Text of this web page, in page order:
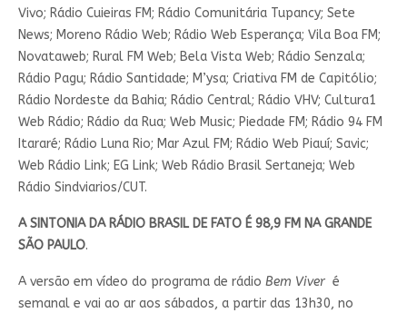
Vivo; Rádio Cuieiras FM; Rádio Comunitária Tupancy; Sete
News; Moreno Rádio Web; Rádio Web Esperança; Vila Boa FM;
Novataweb; Rural FM Web; Bela Vista Web; Rádio Senzala;
Rádio Pagu; Rádio Santidade; M’ysa; Criativa FM de Capitólio;
Rádio Nordeste da Bahia; Rádio Central; Rádio VHV; Cultura1
Web Rádio; Rádio da Rua; Web Music; Piedade FM; Rádio 94 FM
Itararé; Rádio Luna Rio; Mar Azul FM; Rádio Web Piauí; Savic;
Web Rádio Link; EG Link; Web Rádio Brasil Sertaneja; Web
Rádio Sindviarios/CUT.
A SINTONIA DA RÁDIO BRASIL DE FATO É 98,9 FM NA GRANDE
SÃO PAULO.
A versão em vídeo do programa de rádio Bem Viveré
semanal e vai ao ar aos sábados, a partir das 13h30, no